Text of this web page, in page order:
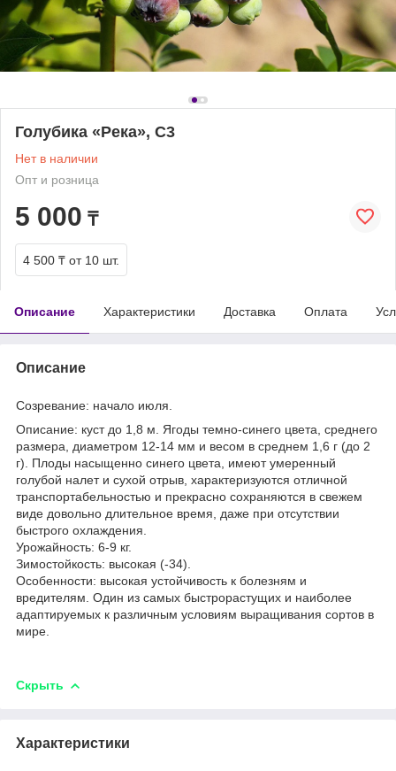
Голубика «Река», С3
Нет в наличии
Опт и розница
5 000 ₸
4 500 ₸ от 10 шт.
Описание Характеристики Доставка Оплата
Описание
Созревание: начало июля.
Описание: куст до 1,8 м. Ягоды темно-синего цвета, среднего
размера, диаметром 12-14 мм и весом в среднем 1,6 г (до 2
г). Плоды насыщенно синего цвета, имеют умеренный
голубой налет и сухой отрыв, характеризуются отличной
транспортабельностью и прекрасно сохраняются в свежем
виде довольно длительное время, даже при отсутствии
быстрого охлаждения.
Урожайность: 6-9 кг.
Зимостойкость: высокая (-34).
Особенности: высокая устойчивость к болезням и
вредителям. Один из самых быстрорастущих и наиболее
адаптируемых к различным условиям выращивания сортов в
мире.
Скрыть
Характеристики